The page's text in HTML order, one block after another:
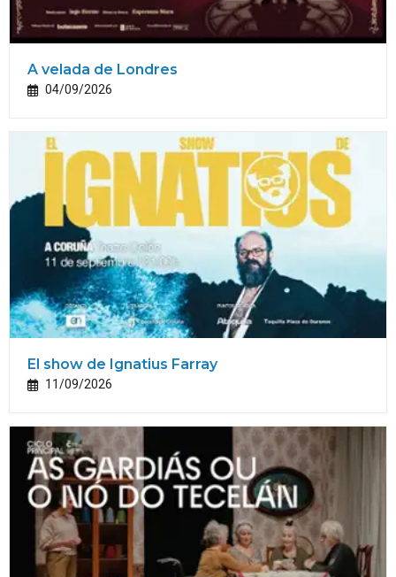
A velada de Londres
04/09/2026
El show de Ignatius Farray
11/09/2026